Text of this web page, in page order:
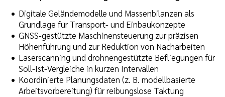
Digitale Geländemodelle und Massenbilanzen als
Grundlage für Transport- und Einbaukonzepte
GNSS-gestützte Maschinensteuerung zur präzisen
Höhenführung und zur Reduktion von Nacharbeiten
Laserscanning und drohnengestützte Befliegungen für
Soll-Ist-Vergleiche in kurzen Intervallen
Koordinierte Planungsdaten (z. B. modellbasierte
Arbeitsvorbereitung) für reibungslose Taktung